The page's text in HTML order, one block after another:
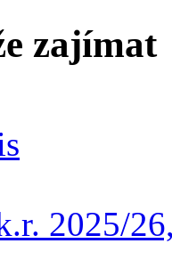
zajímat
2025/